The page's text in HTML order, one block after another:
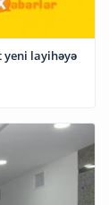
yeni layihəyə